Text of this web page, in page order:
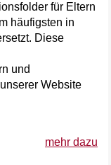
für Eltern
häufigsten in
Diese
und
Website
mehr dazu